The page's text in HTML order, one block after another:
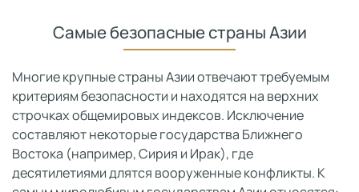
Самые безопасные страны Азии
Многие крупные страны Азии отвечают требуемым
критериям безопасности и находятся на верхних
строчках общемировых индексов. Исключение
составляют некоторые государства Ближнего
Востока (например, Сирия и Ирак), где
десятилетиями длятся вооруженные конфликты. К